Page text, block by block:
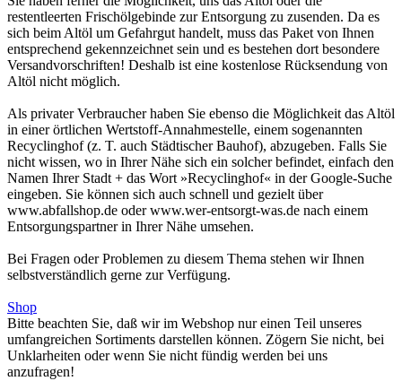
restentleerten Frischölgebinde zur Entsorgung zu zusenden. Da es
sich beim Altöl um Gefahrgut handelt, muss das Paket von Ihnen
entsprechend gekennzeichnet sein und es bestehen dort besondere
Versandvorschriften! Deshalb ist eine kostenlose Rücksendung von
Altöl nicht möglich.
Als privater Verbraucher haben Sie ebenso die Möglichkeit das Altöl
in einer örtlichen Wertstoff-Annahmestelle, einem sogenannten
Recyclinghof (z. T. auch Städtischer Bauhof), abzugeben. Falls Sie
nicht wissen, wo in Ihrer Nähe sich ein solcher befindet, einfach den
Namen Ihrer Stadt + das Wort »Recyclinghof« in der Google-Suche
eingeben. Sie können sich auch schnell und gezielt über
www.abfallshop.de oder www.wer-entsorgt-was.de nach einem
Entsorgungspartner in Ihrer Nähe umsehen.
Bei Fragen oder Problemen zu diesem Thema stehen wir Ihnen
selbstverständlich gerne zur Verfügung.
Shop
Bitte beachten Sie, daß wir im Webshop nur einen Teil unseres
umfangreichen Sortiments darstellen können. Zögern Sie nicht, bei
Unklarheiten oder wenn Sie nicht fündig werden bei uns
anzufragen!